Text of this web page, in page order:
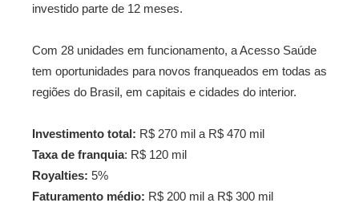
investido parte de 12 meses.
Com 28 unidades em funcionamento, a Acesso Saúde
tem oportunidades para novos franqueados em todas as
regiões do Brasil, em capitais e cidades do interior.
Investimento total: R$ 270 mil a R$ 470 mil
Taxa de franquia: R$ 120 mil
Royalties: 5%
Faturamento médio: R$ 200 mil a R$ 300 mil